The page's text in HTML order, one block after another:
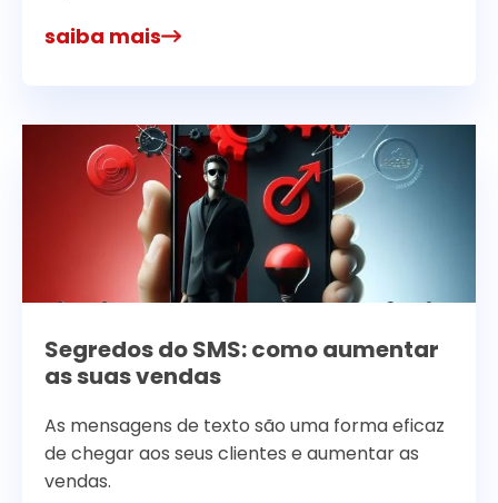
saiba mais
Segredos do SMS: como aumentar
as suas vendas
As mensagens de texto são uma forma eficaz
de chegar aos seus clientes e aumentar as
vendas.